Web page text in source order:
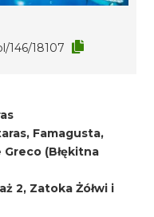
146/18107
Famagusta,
(Błękitna
2, Zatoka Żółwi i